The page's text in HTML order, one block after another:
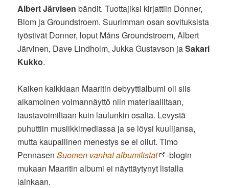
Albert Järvisen bändit. Tuottajiksi kirjattiin Donner,
Blom ja Groundstroem. Suurimman osan sovituksista
työstivät Donner, loput Måns Groundstroem, Albert
Järvinen, Dave Lindholm, Jukka Gustavson jaSakari
Kukko.
Kaiken kaikkiaan Maaritin debyyttialbumi oli siis
aikamoinen voimannäyttö niin materiaaliltaan,
taustavoimiltaan kuin laulunkin osalta. Levystä
puhuttiin musiikkimediassa ja se löysi kuulijansa,
mutta kaupallinen menestys se ei ollut. Timo
PennasenSuomen vanhat albumilistat
-blogin
mukaan Maaritin albumi ei näyttäytynyt listalla
lainkaan.